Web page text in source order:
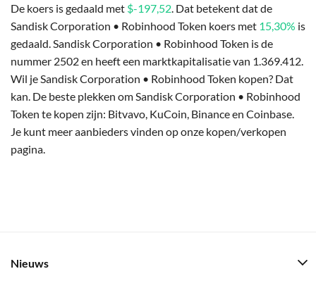
De koers is gedaald met $-197,52. Dat betekent dat de
Sandisk Corporation • Robinhood Token koers met 15,30% is
gedaald. Sandisk Corporation • Robinhood Token is de
nummer 2502 en heeft een marktkapitalisatie van 1.369.412.
Wil je Sandisk Corporation • Robinhood Token kopen? Dat
kan. De beste plekken om Sandisk Corporation • Robinhood
Token te kopen zijn: Bitvavo, KuCoin, Binance en Coinbase.
Je kunt meer aanbieders vinden op onze kopen/verkopen
pagina.
Nieuws